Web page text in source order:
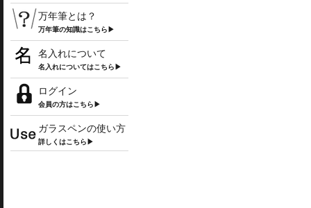
万年筆とは？
万年筆の知識はこちら▶
名入れについて
名入れについてはこちら▶
ログイン
会員の方はこちら▶
ガラスペンの使い方
詳しくはこちら▶